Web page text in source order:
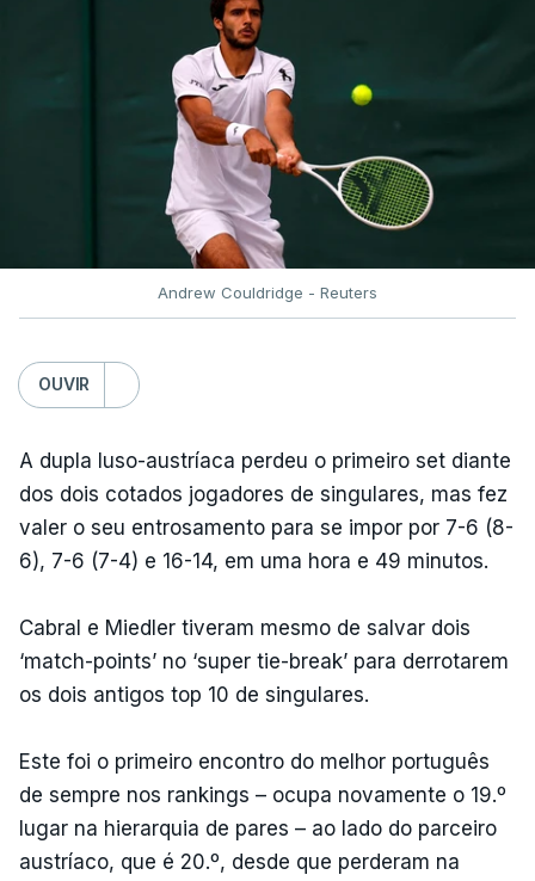
Andrew Couldridge - Reuters
OUVIR
A dupla luso-austríaca perdeu o primeiro set diante
dos dois cotados jogadores de singulares, mas fez
valer o seu entrosamento para se impor por 7-6 (8-
6), 7-6 (7-4) e 16-14, em uma hora e 49 minutos.
Cabral e Miedler tiveram mesmo de salvar dois
‘match-points’ no ‘super tie-break’ para derrotarem
os dois antigos top 10 de singulares.
Este foi o primeiro encontro do melhor português
de sempre nos rankings – ocupa novamente o 19.º
lugar na hierarquia de pares – ao lado do parceiro
austríaco, que é 20.º, desde que perderam na